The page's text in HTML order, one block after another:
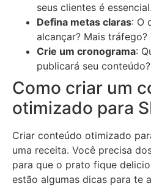
seus clientes é essencial.
Defina metas claras: O
alcançar? Mais tráfego?
Crie um cronograma:
publicará seu conteúdo?
Como criar um
otimizado para
Criar conteúdo otimizado
uma receita. Você precisa
para que o prato fique
estão algumas dicas para te